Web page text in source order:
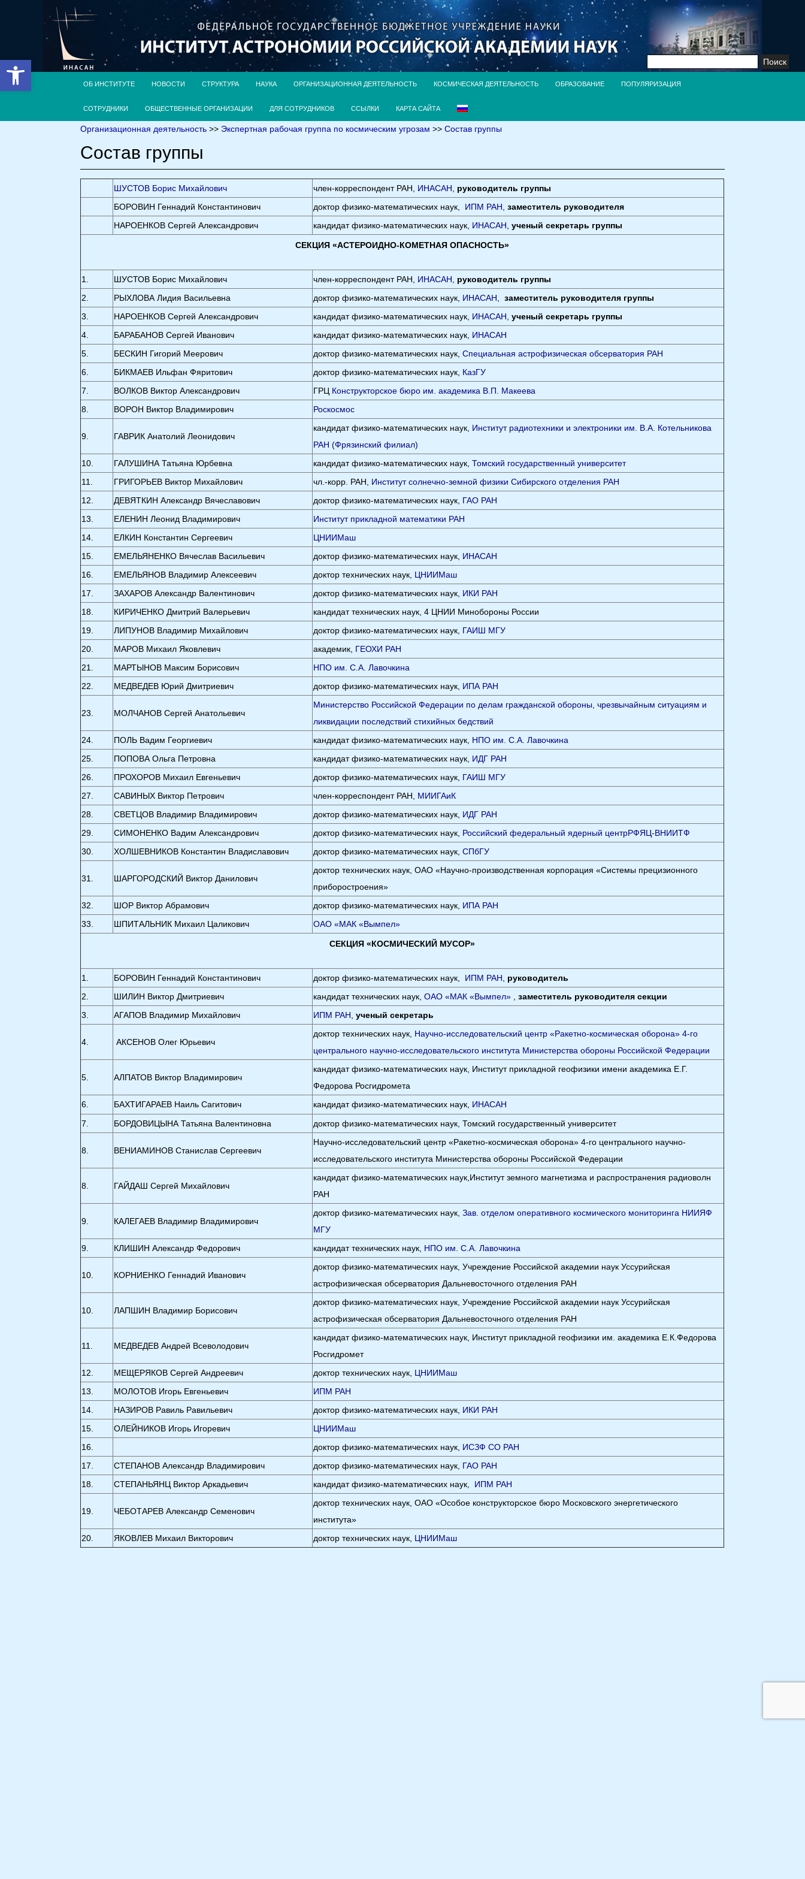
Открыть панель инструментов Найти:
ОБ ИНСТИТУТЕ НОВОСТИ СТРУКТУРА НАУКА ОРГАНИЗАЦИОННАЯ ДЕЯТЕЛЬНОСТЬ КОСМИЧЕСКАЯ ДЕЯТЕЛЬНОСТЬ ОБРАЗОВАНИЕ ПОПУЛЯРИЗАЦИЯ
СОТРУДНИКИ ОБЩЕСТВЕННЫЕ ОРГАНИЗАЦИИ ДЛЯ СОТРУДНИКОВ ССЫЛКИ КАРТА САЙТА
Организационная деятельность >> Экспертная рабочая группа по космическим угрозам >>Состав группы
Состав группы
ШУСТОВ Борис Михайлович член-корреспондент РАН, ИНАСАН
руководитель группы
БОРОВИН Геннадий Константинович
доктор физико-математических наук, ИПМ РАН ,заместитель руководителя
НАРОЕНКОВ Сергей Александрович
кандидат физико-математических наук, ИНАСАН ,ученый секретарь группы
СЕКЦИЯ «АСТЕРОИДНО-КОМЕТНАЯ ОПАСНОСТЬ»
1. ШУСТОВ Борис Михайлович член-корреспондент РАН, ИНАСАН
руководитель группы
2.
РЫХЛОВА Лидия Васильевна доктор физико-математических наук, ИНАСАН ,заместитель руководителя группы
3.
НАРОЕНКОВ Сергей Александрович кандидат физико-математических наук, ИНАСАН ,ученый секретарь группы
4.
БАРАБАНОВ Сергей Иванович кандидат физико-математических наук, ИНАСАН
5.
БЕСКИН Гигорий Меерович доктор физико-математических наук,Специальная астрофизическая обсерватория РАН
6.
БИКМАЕВ Ильфан Фяритович доктор физико-математических наук, КазГУ
7.
ВОЛКОВ Виктор Александрович ГРЦ Конструкторское бюро им. академика В.П. Макеева
8.
ВОРОН Виктор Владимирович Роскосмос
9. ГАВРИК Анатолий Леонидович
кандидат физико-математических наук, Институт радиотехники и электроники им. В.А. Котельникова
РАН (Фрязинский филиал)
10.
ГАЛУШИНА Татьяна Юрбевна кандидат физико-математических наук,Томский государственный университет
11.
ГРИГОРЬЕВ Виктор Михайлович чл.-корр. РАН, Институт солнечно-земной физики Сибирского отделения РАН
12.
ДЕВЯТКИН Александр Вячеславович доктор физико-математических наук, ГАО РАН
13.
ЕЛЕНИН Леонид Владимирович
Институт прикладной математики РАН
14.
ЕЛКИН Константин Сергеевич
ЦНИИМаш
15 ЕМЕЛЬЯНЕНКО Вячеслав Васильевич доктор физико-математических наук, ИНАСАН
16 ЕМЕЛЬЯНОВ Владимир Алексеевич доктор технических наук, ЦНИИМаш
17.
ЗАХАРОВ Александр Валентинович доктор физико-математических наук, ИКИ РАН
18.
КИРИЧЕНКО Дмитрий Валерьевич
кандидат технических наук, 4 ЦНИИ Минобороны России
19.
ЛИПУНОВ Владимир Михайлович доктор физико-математических наук, ГАИШ МГУ
20
МАРОВ Михаил Яковлевич академик, ГЕОХИ РАН
21.
МАРТЫНОВ Максим Борисович
НПО им. С.А. Лавочкина
22.
МЕДВЕДЕВ Юрий Дмитриевич доктор физико-математических наук, ИПА РАН
23. МОЛЧАНОВ Сергей Анатольевич
Министерство Российской Федерации по делам гражданской обороны, чрезвычайным ситуациям и
ликвидации последствий стихийных бедствий
24.
ПОЛЬ Вадим Георгиевич кандидат физико-математических наук, НПО им. С.А. Лавочкина
25.
ПОПОВА Ольга Петровна кандидат физико-математических наук, ИДГ РАН
26.
ПРОХОРОВ Михаил Евгеньевич доктор физико-математических наук, ГАИШ МГУ
27.
САВИНЫХ Виктор Петрович член-корреспондент РАН, МИИГАиК
28.
СВЕТЦОВ Владимир Владимирович доктор физико-математических наук, ИДГ РАН
29.
СИМОНЕНКО Вадим Александрович доктор физико-математических наук, Российский федеральный ядерный центрРФЯЦ-ВНИИТФ
30.
ХОЛШЕВНИКОВ Константин Владиславович доктор физико-математических наук,СПбГУ
31. ШАРГОРОДСКИЙ Виктор Данилович
доктор технических наук, ОАО «Научно-производственная корпорация «Системы прецизионного
приборостроения»
32.
ШОР Виктор Абрамович доктор физико-математических наук, ИПА РАН
33.
ШПИТАЛЬНИК Михаил Цаликович ОАО «МАК «Вымпел»
СЕКЦИЯ «КОСМИЧЕСКИЙ МУСОР»
1. БОРОВИН Геннадий Константинович доктор физико-математических наук, ИПМ РАН
руководитель
2.
ШИЛИН Виктор Дмитриевич кандидат технических наук,ОАО «МАК «Вымпел» ,заместитель руководителя секции
3.
АГАПОВ Владимир Михайлович ИПМ РАН ,ученый секретарь
4. АКСЕНОВ Олег Юрьевич
доктор технических наук, Научно-исследовательский центр «Ракетно-космическая оборона» 4-го
центрального научно-исследовательского института Министерства обороны Российской Федерации
5. АЛПАТОВ Виктор Владимирович
кандидат физико-математических наук, Институт прикладной геофизики имени академика Е.Г.
Федорова Росгидромета
6.
БАХТИГАРАЕВ Наиль Сагитович кандидат физико-математических наук, ИНАСАН
7.
БОРДОВИЦЫНА Татьяна Валентиновна доктор физико-математических наук, Томский государственный университет
8. ВЕНИАМИНОВ Станислав Сергеевич
Научно-исследовательский центр «Ракетно-космическая оборона» 4-го центрального научно-
исследовательского института Министерства обороны Российской Федерации
8. ГАЙДАШ Сергей Михайлович
кандидат физико-математических наук,Институт земного магнетизма и распространения радиоволн
РАН
9. КАЛЕГАЕВ Владимир Владимирович
доктор физико-математических наук,Зав. отделом оперативного космического мониторинга НИИЯФ
МГУ
9.
КЛИШИН Александр Федорович кандидат технических наук, НПО им. С.А. Лавочкина
10. КОРНИЕНКО Геннадий Иванович
доктор физико-математических наук, Учреждение Российской академии наук Уссурийская
астрофизическая обсерватория Дальневосточного отделения РАН
10. ЛАПШИН Владимир Борисович
доктор физико-математических наук, Учреждение Российской академии наук Уссурийская
астрофизическая обсерватория Дальневосточного отделения РАН
11. МЕДВЕДЕВ Андрей Всеволодович
кандидат физико-математических наук, Институт прикладной геофизики им. академика Е.К.Федорова
Росгидромет
12.
МЕЩЕРЯКОВ Сергей Андреевич доктор технических наук, ЦНИИМаш
13.
МОЛОТОВ Игорь Евгеньевич
ИПМ РАН
14.
НАЗИРОВ Pавиль Pавильевич доктор физико-математических наук, ИКИ РАН
15.
ОЛЕЙНИКОВ Игорь Игоревич
ЦНИИМаш
16.
доктор физико-математических наук, ИСЗФ СО РАН
17.
СТЕПАНОВ Александр Владимирович доктор физико-математических наук, ГАО РАН
18.
СТЕПАНЬЯНЦ Виктор Аркадьевич кандидат физико-математических наук, ИПМ РАН
19. ЧЕБОТАРЕВ Александр Семенович
доктор технических наук, ОАО «Особое конструкторское бюро Московского энергетического
института»
20.
ЯКОВЛЕВ Михаил Викторович доктор технических наук, ЦНИИМаш